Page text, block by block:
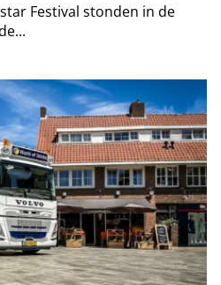
Festival stonden in de